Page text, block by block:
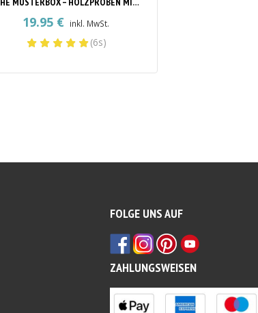
19.95 € inkl. MwSt.
(6s)
FOLGE UNS AUF
ZAHLUNGSWEISEN